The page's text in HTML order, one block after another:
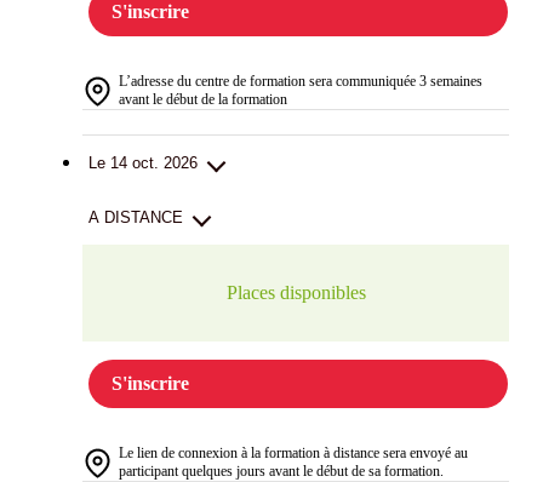
S'inscrire
L’adresse du centre de formation sera communiquée 3 semaines
avant le début de la formation
Le 14 oct. 2026
A DISTANCE
Places disponibles
S'inscrire
Le lien de connexion à la formation à distance sera envoyé au
participant quelques jours avant le début de sa formation.